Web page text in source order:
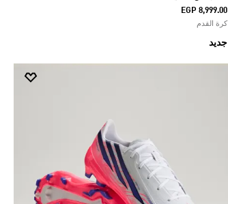
EGP 8,999.00
كرة القدم
جديد